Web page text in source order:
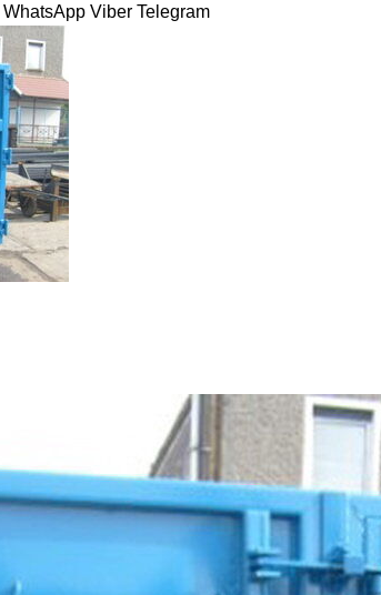
WhatsApp Viber Telegram